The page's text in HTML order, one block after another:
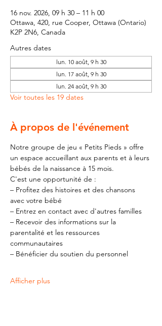
16 nov. 2026, 09 h 30 – 11 h 00
Ottawa, 420, rue Cooper, Ottawa (Ontario)
K2P 2N6, Canada
Autres dates
lun. 10 août, 9 h 30
lun. 17 août, 9 h 30
lun. 24 août, 9 h 30
Voir toutes les 19 dates
À propos de l'événement
Notre groupe de jeu « Petits Pieds » offre
un espace accueillant aux parents et à leurs
bébés de la naissance à 15 mois.
C'est une opportunité de :
– Profitez des histoires et des chansons
avec votre bébé
– Entrez en contact avec d'autres familles
– Recevoir des informations sur la
parentalité et les ressources
communautaires
– Bénéficier du soutien du personnel
Afficher plus